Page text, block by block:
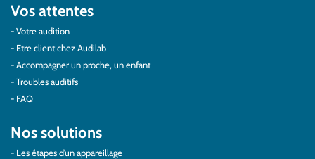
Vos attentes
Votre audition
Etre client chez Audilab
Accompagner un proche, un enfant
Troubles auditifs
FAQ
Nos solutions
Les étapes d’un appareillage